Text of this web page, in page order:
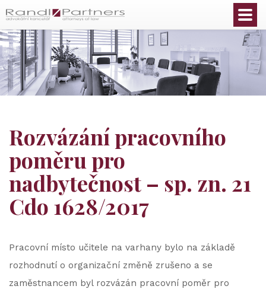
Rozvázání pracovního
poměru pro
nadbytečnost – sp. zn. 21
Cdo 1628/2017
Pracovní místo učitele na varhany bylo na základě
rozhodnutí o organizační změně zrušeno a se
zaměstnancem byl rozvázán pracovní poměr pro
Čeština